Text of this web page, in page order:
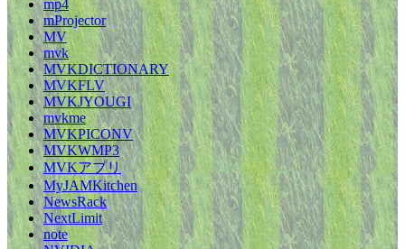
mp4
mProjector
MV
mvk
MVKDICTIONARY
MVKFLV
MVKJYOUGI
mvkme
MVKPICONV
MVKWMP3
MVKアプリ
MyJAMKitchen
NewsRack
NextLimit
note